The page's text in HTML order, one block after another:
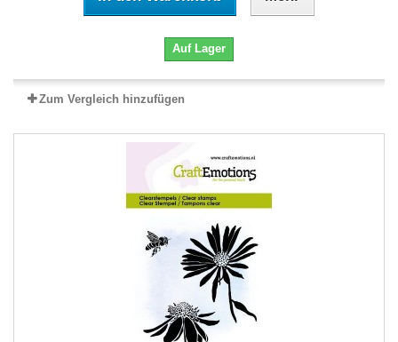
Auf Lager
Zum Vergleich hinzufügen